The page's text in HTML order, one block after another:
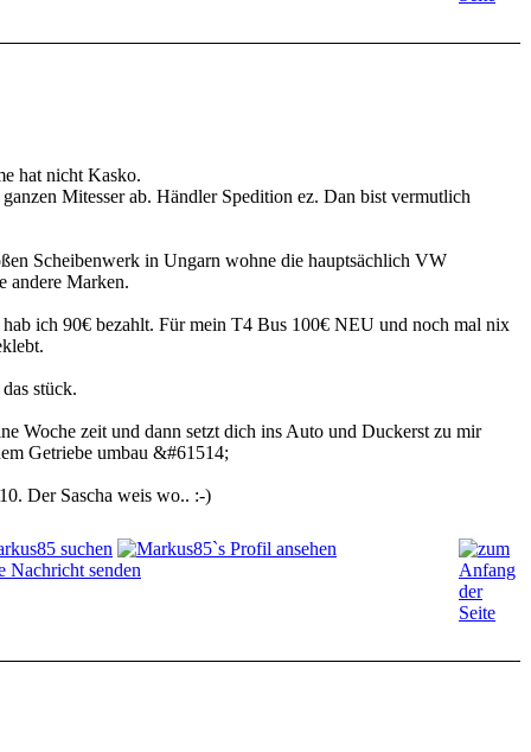
hat nicht Kasko.
Mitesser ab. Händler Spedition ez. Dan bist vermutlich
Scheibenwerk in Ungarn wohne die hauptsächlich VW
andere Marken.
ich 90€ bezahlt. Für mein T4 Bus 100€ NEU und noch mal nix
stück.
Woche zeit und dann setzt dich ins Auto und Duckerst zu mir
Getriebe umbau &#61514;
Der Sascha weis wo.. :-)